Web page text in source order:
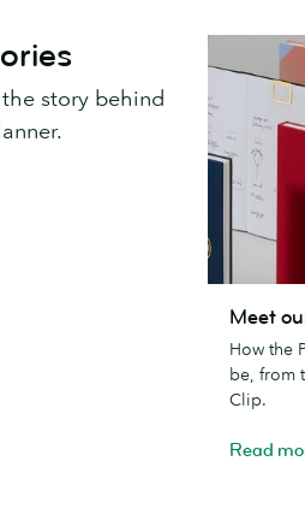
story behind
our
new
weekly
planner
Meet
How the
be, from
Clip.
Read